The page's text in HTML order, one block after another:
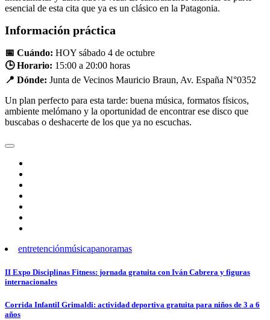
esencial de esta cita que ya es un clásico en la Patagonia.
Información práctica
📅 Cuándo: HOY sábado 4 de octubre
🕒 Horario: 15:00 a 20:00 horas
📍 Dónde: Junta de Vecinos Mauricio Braun, Av. España N°0352
Un plan perfecto para esta tarde: buena música, formatos físicos,
ambiente melómano y la oportunidad de encontrar ese disco que
buscabas o deshacerte de los que ya no escuchas.
entretenciónmúsicapanoramas
Navegación
de
entradas
II Expo Disciplinas Fitness: jornada gratuita con Iván Cabrera y figuras
internacionales
Corrida Infantil Grimaldi: actividad deportiva gratuita para niños de 3 a 6
años